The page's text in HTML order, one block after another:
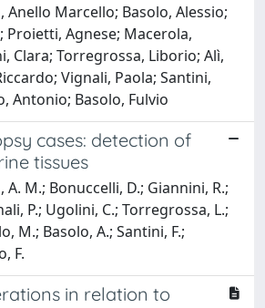
Anello Marcello; Basolo, Alessio;
Proietti, Agnese; Macerola,
Clara; Torregrossa, Liborio; Alì,
Vignali, Paola; Santini,
Antonio; Basolo, Fulvio
cases: detection of
tissues
A. M.; Bonuccelli, D.; Giannini, R.;
P.; Ugolini, C.; Torregrossa, L.;
M.; Basolo, A.; Santini, F.;
F.
in relation to